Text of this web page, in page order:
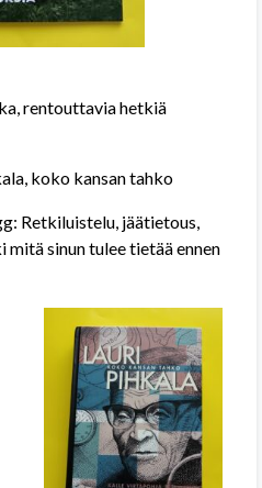
rentouttavia hetkiä
koko kansan tahko
Retkiluistelu, jäätietous,
sinun tulee tietää ennen